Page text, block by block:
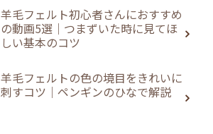
羊毛フェルト初心者さんにおすすめ
の動画5選｜つまずいた時に見てほ
しい基本のコツ
羊毛フェルトの色の境目をきれいに
刺すコツ｜ペンギンのひなで解説